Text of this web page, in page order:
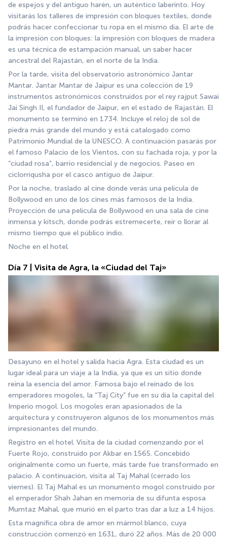
de espejos y del antiguo harén, un auténtico laberinto. Hoy
visitarás los talleres de impresión con bloques textiles, donde
podrás hacer confeccionar tu ropa en el mismo día. El arte de
la impresión con bloques: la impresión con bloques de madera
es una técnica de estampación manual, un saber hacer
ancestral del Rajastán, en el norte de la India.
Por la tarde, visita del observatorio astronómico Jantar
Mantar. Jantar Mantar de Jaipur es una colección de 19
instrumentos astronómicos construidos por el rey rajput Sawai
Jai Singh II, el fundador de Jaipur, en el estado de Rajastán. El
monumento se terminó en 1734. Incluye el reloj de sol de
piedra más grande del mundo y está catalogado como
Patrimonio Mundial de la UNESCO. A continuación pasarás por
el famoso Palacio de los Vientos, con su fachada roja, y por la
“ciudad rosa”, barrio residencial y de negocios. Paseo en
ciclorriqusha por el casco antiguo de Jaipur.
Por la noche, traslado al cine donde verás una película de
Bollywood en uno de los cines más famosos de la India.
Proyección de una película de Bollywood en una sala de cine
inmensa y kitsch, donde podrás estremecerte, reír o llorar al
mismo tiempo que el público indio.
Noche en el hotel.
Día 7 | Visita de Agra, la «Ciudad del Taj»
Desayuno en el hotel y salida hacia Agra. Esta ciudad es un
lugar ideal para un viaje a la India, ya que es un sitio donde
reina la esencia del amor. Famosa bajo el reinado de los
emperadores mogoles, la “Taj City” fue en su día la capital del
Imperio mogol. Los mogoles eran apasionados de la
arquitectura y construyeron algunos de los monumentos más
impresionantes del mundo.
Registro en el hotel. Visita de la ciudad comenzando por el
Fuerte Rojo, construido por Akbar en 1565. Concebido
originalmente como un fuerte, más tarde fue transformado en
palacio. A continuación, visita al Taj Mahal (cerrado los
viernes). El Taj Mahal es un monumento mogol construido por
el emperador Shah Jahan en memoria de su difunta esposa
Mumtaz Mahal, que murió en el parto tras dar a luz a 14 hijos.
Esta magnífica obra de amor en mármol blanco, cuya
construcción comenzó en 1631, duró 22 años. Más de 20 000